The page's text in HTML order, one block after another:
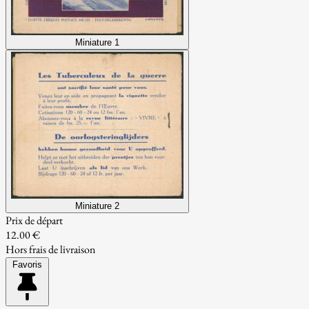
Miniature 1
Miniature 2
Prix de départ
12.00 €
Hors frais de livraison
Favoris